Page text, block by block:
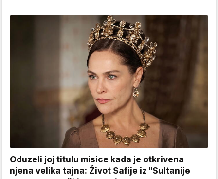
Oduzeli joj titulu misice kada je otkrivena
njena velika tajna: Život Safije iz "Sultanije